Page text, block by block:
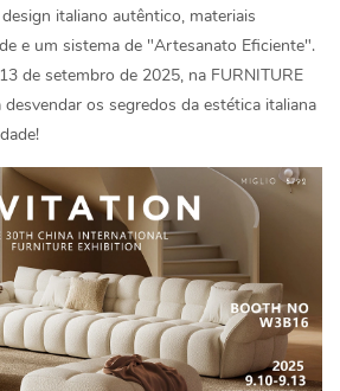
italiano autêntico, materiais
e um sistema de "Artesanato Eficiente".
de setembro de 2025, na FURNITURE
os segredos da estética italiana